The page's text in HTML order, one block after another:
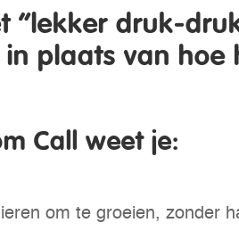
“lekker druk-
plaats van hoe
Call weet je:
om te groeien, zonder